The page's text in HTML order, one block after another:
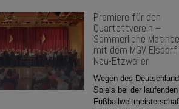
Premiere für den
Quartettverein –
Sommerliche Matinee
mit dem MGV Elsdorf
Neu-Etzweiler
Wegen des
Spiels bei der laufenden